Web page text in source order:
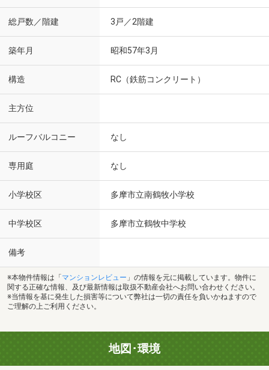
総戸数／階建 3戸／2階建
築年月 昭和57年3月
構造 RC（鉄筋コンクリート）
主方位
ルーフバルコニー なし
専用庭 なし
小学校区 多摩市立南鶴牧小学校
中学校区 多摩市立鶴牧中学校
備考
※本物件情報は「 マンションレビュー 」の情報を元に掲載しています。物件に
関する正確な情報、及び最新情報は取扱不動産会社へお問い合わせください。
※当情報を基に発生した損害等について弊社は一切の責任を負いかねますので
ご理解の上ご利用ください。
地図･環境